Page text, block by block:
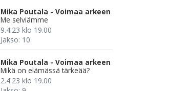
Mika Poutala - Voimaa arkeen
Me selviämme
9.4.23 klo 19.00
Jakso: 10
Mika Poutala - Voimaa arkeen
Mikä on elämässä tärkeää?
2.4.23 klo 19.00